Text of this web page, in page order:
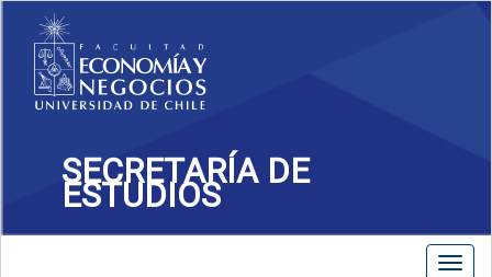
SECRETARÍA DE
ESTUDIOS